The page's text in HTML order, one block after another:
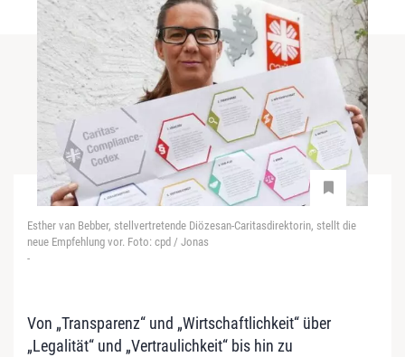
Esther van Bebber, stellvertretende Diözesan-Caritasdirektorin, stellt die
neue Empfehlung vor. Foto: cpd / Jonas
-
Von „Transparenz“ und „Wirtschaftlichkeit“ über
„Legalität“ und „Vertraulichkeit“ bis hin zu